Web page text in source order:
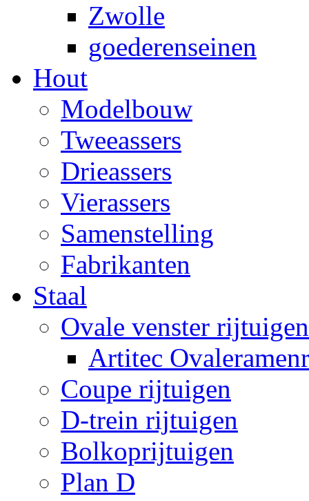
Zwolle
goederenseinen
Hout
Modelbouw
Tweeassers
Drieassers
Vierassers
Samenstelling
Fabrikanten
Staal
Ovale venster rijtuigen
Artitec
Coupe rijtuigen
D-trein rijtuigen
Bolkoprijtuigen
Plan D